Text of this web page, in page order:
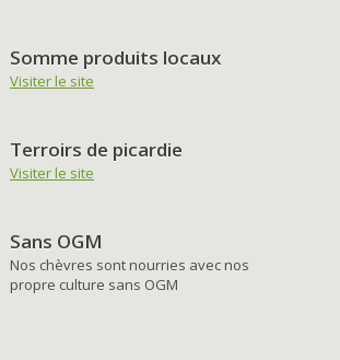
Somme produits locaux
Visiter le site
Terroirs de picardie
Visiter le site
Sans OGM
Nos chèvres sont nourries avec nos
propre culture sans OGM